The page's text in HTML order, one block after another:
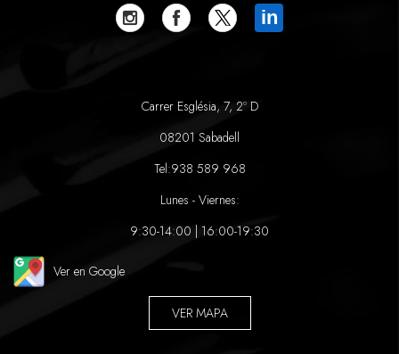
in
Carrer Església, 7, 2º D
08201 Sabadell
Tel:938 589 968
Lunes - Viernes:
9:30-14:00 | 16:00-19:30
Ver en Google
VER MAPA